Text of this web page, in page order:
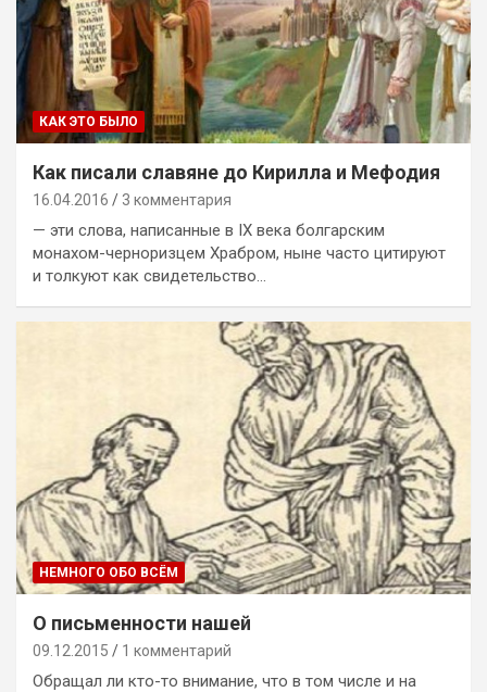
КАК ЭТО БЫЛО
Как писали славяне до Кирилла и Мефодия
16.04.2016 3 комментария
— эти слова, написанные в IX века болгарским
монахом-черноризцем Храбром, ныне часто цитируют
и толкуют как свидетельство…
НЕМНОГО ОБО ВСЁМ
О письменности нашей
09.12.2015 1 комментарий
Обращал ли кто-то внимание, что в том числе и на